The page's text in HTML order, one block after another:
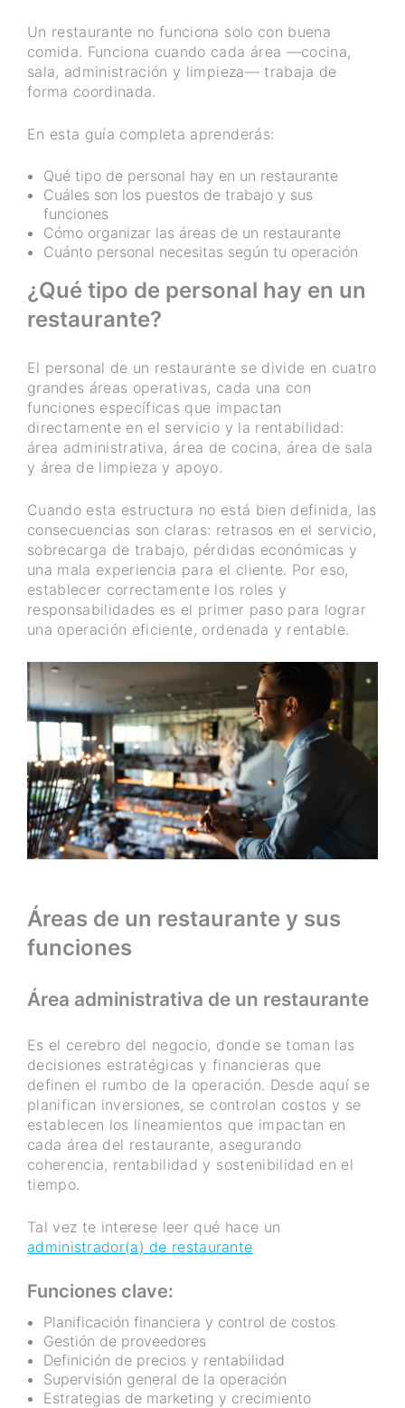
Un restaurante no funciona solo con buena
comida. Funciona cuando cada área —cocina,
sala, administración y limpieza— trabaja de
forma coordinada.
En esta guía completa aprenderás:
Qué tipo de personal hay en un restaurante
Cuáles son los puestos de trabajo y sus
funciones
Cómo organizar las áreas de un restaurante
Cuánto personal necesitas según tu operación
¿Qué tipo de personal hay en un
restaurante?
El personal de un restaurante se divide en cuatro
grandes áreas operativas, cada una con
funciones específicas que impactan
directamente en el servicio y la rentabilidad:
área administrativa, área de cocina, área de sala
y área de limpieza y apoyo.
Cuando esta estructura no está bien definida, las
consecuencias son claras: retrasos en el servicio,
sobrecarga de trabajo, pérdidas económicas y
una mala experiencia para el cliente. Por eso,
establecer correctamente los roles y
responsabilidades es el primer paso para lograr
una operación eficiente, ordenada y rentable.
Áreas de un restaurante y sus
funciones
Área administrativa de un restaurante
Es el cerebro del negocio, donde se toman las
decisiones estratégicas y financieras que
definen el rumbo de la operación. Desde aquí se
planifican inversiones, se controlan costos y se
establecen los lineamientos que impactan en
cada área del restaurante, asegurando
coherencia, rentabilidad y sostenibilidad en el
tiempo.
Tal vez te interese leer qué hace un
administrador(a) de restaurante
Funciones clave:
Planificación financiera y control de costos
Gestión de proveedores
Definición de precios y rentabilidad
Supervisión general de la operación
Estrategias de marketing y crecimiento